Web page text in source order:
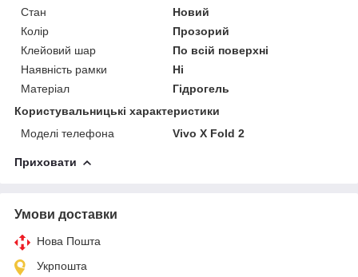
Стан
Новий
Колір
Прозорий
Клейовий шар
По всій поверхні
Наявність рамки
Ні
Матеріал
Гідрогель
Користувальницькі характеристики
Моделі телефона
Vivo X Fold 2
Приховати
Умови доставки
Нова Пошта
Укрпошта